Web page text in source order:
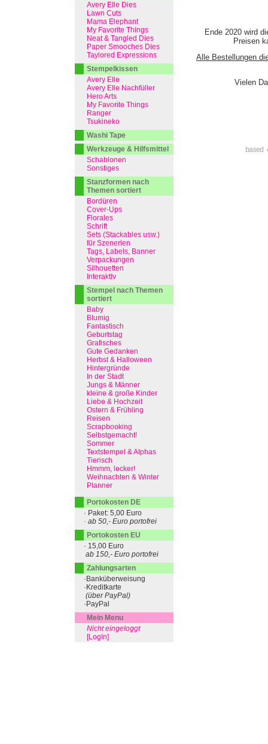
Ende 2020 wird
Preisen
Alle Bestellungen
Vielen
Avery Elle Dies
Lawn Cuts
Mama Elephant
My Favorite Things
Neat & Tangled Dies
Paper Smooches Dies
Taylored Expressions
Stempelkissen
Avery Elle
Avery Elle Nachfüller
Hero Arts
My Favorite Things
Ranger
Tsukineko
Washi Tape
Werkzeuge & Hilfsmittel
Schablonen
Sonstiges
Stanzformen nach
Themen sortiert
Bordüren
Cover-Ups
Florales
Schrift
Sets (Stackables usw.)
für Szenerien
Tags, Labels, Banner
Verpackungen
Silhouetten
Interaktiv
Stempel nach Themen
sortiert
Baby
Blumig
Fantastisch
Geburtstag
Grafisches
Gute Gedanken
Herbst & Halloween
Hintergründe
In der Stadt
Jungs & Männer
kleine & große Kinder
Liebe & Hochzeit
Ostern & Frühling
Reisen
Scrapbooking
Selbstgemacht!
Sommer
Textstempel & Alphas
Tierisch
Hmmm, lecker!
Weihnachten & Winter
Planner
Portokosten DE
· Paket: 5,00 Euro
· ab 50,- Euro portofrei
Portokosten EU
· 15,00 Euro
ab 150,- Euro portofrei
Zahlungsarten
·Banküberweisung
·Kreditkarte
(über PayPal)
·PayPal
Mein Menu
Nicht eingeloggt
[Login]